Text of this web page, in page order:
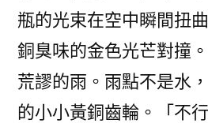
瓶的光束在空中瞬間扭
銅臭味的金色光芒對撞
荒謬的雨。雨點不是水
的小小黃銅齒輪。「不